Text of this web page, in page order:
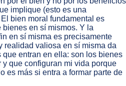
implique (esto es una
bien moral fundamental es
en sí mismos. Y la
en sí misma es precisamente
realidad valiosa en sí misma da
entran en ella: son los bienes
que configuran mi vida porque
es más si entra a formar parte de